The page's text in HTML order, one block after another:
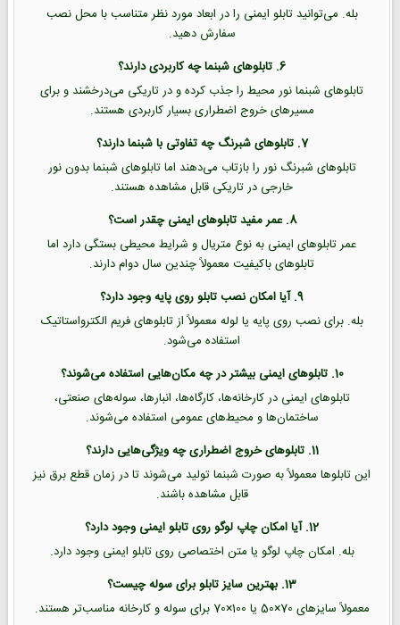
بله. می‌توانید تابلو ایمنی را در ابعاد مورد نظر متناسب با محل نصب
سفارش دهید.
6. تابلوهای شبنما چه کاربردی دارند؟
تابلوهای شبنما نور محیط را جذب کرده و در تاریکی می‌درخشند و برای
مسیرهای خروج اضطراری بسیار کاربردی هستند.
7. تابلوهای شبرنگ چه تفاوتی با شبنما دارند؟
تابلوهای شبرنگ نور را بازتاب می‌دهند اما تابلوهای شبنما بدون نور
خارجی در تاریکی قابل مشاهده هستند.
8. عمر مفید تابلوهای ایمنی چقدر است؟
عمر تابلوهای ایمنی به نوع متریال و شرایط محیطی بستگی دارد اما
تابلوهای باکیفیت معمولاً چندین سال دوام دارند.
9. آیا امکان نصب تابلو روی پایه وجود دارد؟
بله. برای نصب روی پایه یا لوله معمولاً از تابلوهای فریم الکترواستاتیک
استفاده می‌شود.
10. تابلوهای ایمنی بیشتر در چه مکان‌هایی استفاده می‌شوند؟
تابلوهای ایمنی در کارخانه‌ها، کارگاه‌ها، انبارها، سوله‌های صنعتی،
ساختمان‌ها و محیط‌های عمومی استفاده می‌شوند.
11. تابلوهای خروج اضطراری چه ویژگی‌هایی دارند؟
این تابلوها معمولاً به صورت شبنما تولید می‌شوند تا در زمان قطع برق نیز
قابل مشاهده باشند.
12. آیا امکان چاپ لوگو روی تابلو ایمنی وجود دارد؟
بله. امکان چاپ لوگو یا متن اختصاصی روی تابلو ایمنی وجود دارد.
13. بهترین سایز تابلو برای سوله چیست؟
معمولاً سایزهای 70×50 یا 100×70 برای سوله و کارخانه مناسب‌تر هستند.